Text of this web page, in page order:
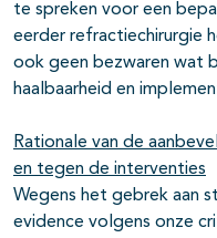
te spreken voor een
eerder refractiechirurgie
ook geen bezwaren wat
haalbaarheid en
Rationale van de
en tegen de interventies
Wegens het gebrek aan
evidence volgens onze